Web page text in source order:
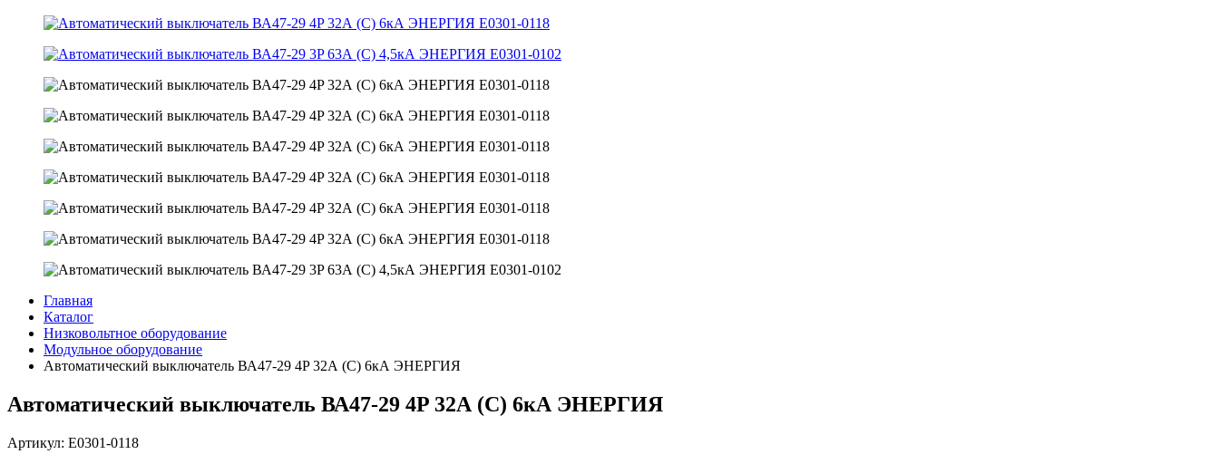
Главная
Каталог
Низковольтное оборудование
Модульное оборудование
Автоматический выключатель ВА47-29 4P 32А (С) 6кА ЭНЕРГИЯ
Автоматический выключатель ВА47-29 4P 32А (С) 6кА ЭНЕРГИЯ
Артикул: Е0301-0118